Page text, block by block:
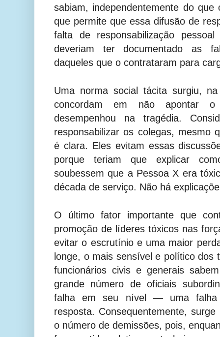
sabiam, independentemente do
que permite que essa difusão de
falta de responsabilização
deveriam ter documentado as
daqueles que o contrataram para
Uma norma social tácita surgiu,
concordam em não apontar
desempenhou na tragédia.
responsabilizar os colegas, mesmo
é clara. Eles evitam essas
porque teriam que explicar
soubessem que a Pessoa X era
década de serviço. Não há
O último fator importante que
promoção de líderes tóxicos nas
evitar o escrutínio e uma maior
longe, o mais sensível e político dos
funcionários civis e generais
grande número de oficiais
falha em seu nível — uma falha
resposta. Consequentemente,
o número de demissões, pois,